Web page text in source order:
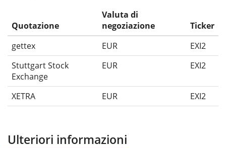
Quotazione
Valuta di
negoziazione
Ticker
gettex
EUR
EXI2
Stuttgart Stock
Exchange
EUR EXI2
XETRA EUR EXI2
Ulteriori informazioni